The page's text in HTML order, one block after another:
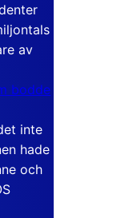
av
bodde
inte
hade
och